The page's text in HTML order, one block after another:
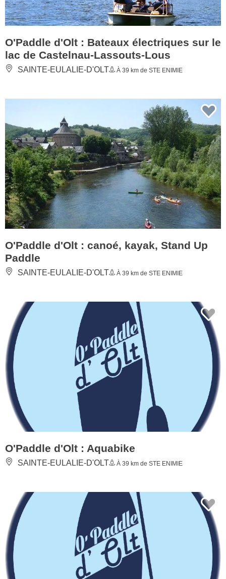
O'Paddle d'Olt : Bateaux électriques sur le
lac de Castelnau-Lassouts-Lous
SAINTE-EULALIE-D'OLT À 39 km de STE ENIMIE
O'Paddle d'Olt : canoé, kayak, Stand Up
Paddle
SAINTE-EULALIE-D'OLT À 39 km de STE ENIMIE
O'Paddle d'Olt : Aquabike
SAINTE-EULALIE-D'OLT À 39 km de STE ENIMIE